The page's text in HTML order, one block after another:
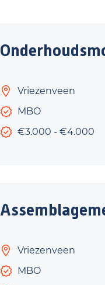
Vriezenveen
MBO
€3.000 - €4.000
Vriezenveen
MBO